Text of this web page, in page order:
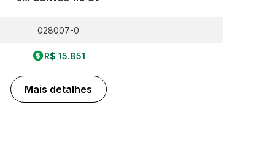
028007-0
R$ 15.851
Mais detalhes